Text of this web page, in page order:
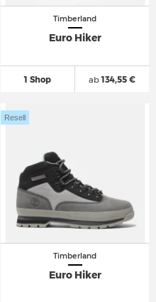
Timberland
Euro Hiker
1 Shop ab134,55 €
Timberland
Euro Hiker
Resell